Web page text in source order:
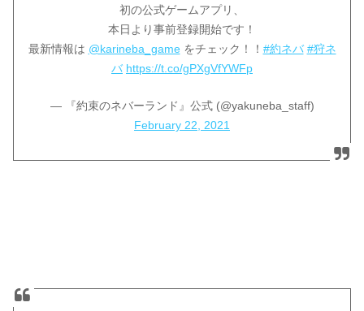
初の公式ゲームアプリ、
本日より事前登録開始です！
最新情報は @karineba_gameをチェック！！ #約ネバ #狩ネ
バ https://t.co/gPXgVfYWFp
— 『約束のネバーランド』公式 (@yakuneba_staff)
February 22, 2021